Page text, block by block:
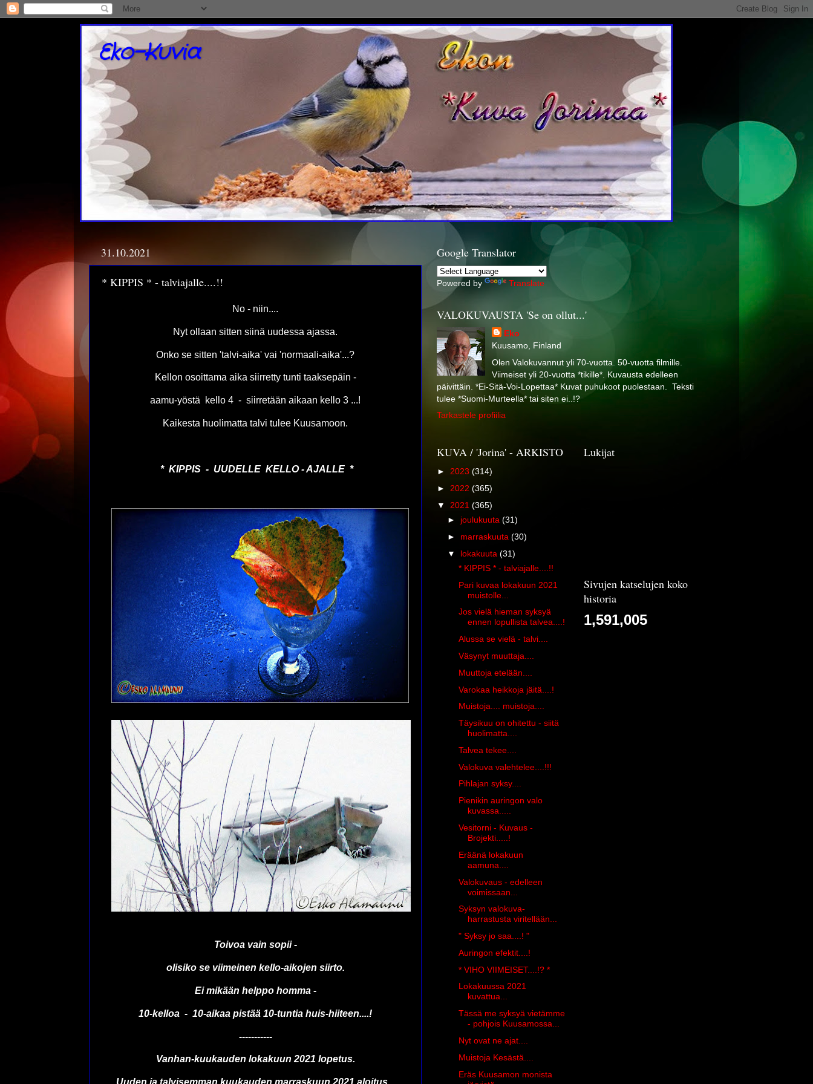
Eko-Kuvia
31.10.2021
* KIPPIS * - talviajalle....!!
No - niin....
Nyt ollaan sitten siinä uudessa ajassa.
Onko se sitten 'talvi-aika' vai 'normaali-aika'...?
Kellon osoittama aika siirretty tunti taaksepäin -
aamu-yöstä kello 4 - siirretään aikaan kello 3 ...!
Kaikesta huolimatta talvi tulee Kuusamoon.
* KIPPIS - UUDELLE KELLO - AJALLE *
Toivoa vain sopii -
olisiko se viimeinen kello-aikojen siirto.
Ei mikään helppo homma -
10-kelloa - 10-aikaa pistää 10-tuntia huis-hiiteen....!
-----------
Vanhan-kuukauden lokakuun 2021 lopetus.
Google Translator
Powered by Translate
VALOKUVAUSTA 'Se on ollut...'
Eko
Kuusamo, Finland
Olen Valokuvannut yli 70-vuotta. 50-vuotta filmille.
Viimeiset yli 20-vuotta *tikille*. Kuvausta edelleen
päivittäin. *Ei-Sitä-Voi-Lopettaa* Kuvat puhukoot puolestaan. Teksti
tulee *Suomi-Murteella* tai siten ei..!?
Tarkastele profiilia
KUVA / 'Jorina' - ARKISTO
► 2023 (314)
► 2022 (365)
▼ 2021 (365)
► joulukuuta(31)
► marraskuuta(30)
▼ lokakuuta(31)
* KIPPIS * - talviajalle....!!
Pari kuvaa lokakuun 2021
muistolle...
Jos vielä hieman syksyä
ennen lopullista talvea....!
Alussa se vielä - talvi....
Väsynyt muuttaja....
Muuttoja etelään....
Varokaa heikkoja jäitä....!
Muistoja.... muistoja....
Täysikuu on ohitettu - siitä
huolimatta....
Talvea tekee....
Valokuva valehtelee....!!!
Pihlajan syksy....
Pienikin auringon valo
kuvassa.....
Vesitorni - Kuvaus -
Brojekti.....!
Eräänä lokakuun
aamuna....
Valokuvaus - edelleen
voimissaan...
Syksyn valokuva-
harrastusta viritellään...
" Syksy jo saa....! "
Auringon efektit....!
* VIHO VIIMEISET....!? *
Lokakuussa 2021
kuvattua...
Tässä me syksyä vietämme
- pohjois Kuusamossa...
Nyt ovat ne ajat....
Muistoja Kesästä....
Eräs Kuusamon monista
Lukijat
Sivujen katselujen koko
historia
1,591,005